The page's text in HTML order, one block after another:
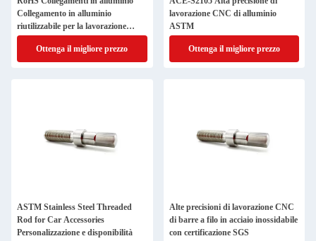
Collegamento in alluminio
riutilizzabile per la lavorazione
CNC
Ottenga il migliore prezzo
lavorazione CNC di alluminio
ASTM
Ottenga il migliore prezzo
ASTM Stainless Steel Threaded
Rod for Car Accessories
Personalizzazione e disponibilità
Alte precisioni di lavorazione CNC
di barre a filo in acciaio inossidabile
con certificazione SGS